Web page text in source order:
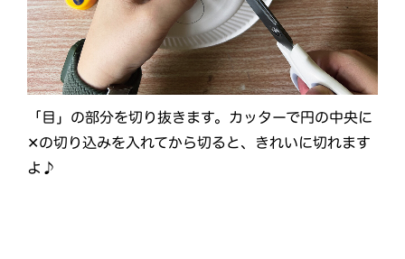
「目」の部分を切り抜きます。カッターで円の中央に
✕の切り込みを入れてから切ると、きれいに切れます
よ♪